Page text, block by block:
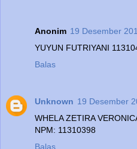
Anonim 19 Desember
YUYUN FUTRIYANI
Balas
Unknown 19 Desember
WHELA ZETIRA
NPM: 11310398
Balas